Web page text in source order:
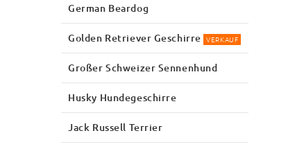
German Beardog
Golden Retriever Geschirre VERKAUF
Großer Schweizer Sennenhund
Husky Hundegeschirre
Jack Russell Terrier